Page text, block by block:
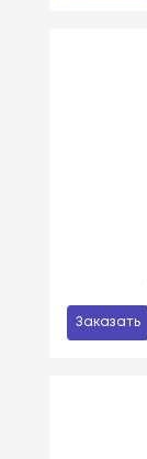
Заказать